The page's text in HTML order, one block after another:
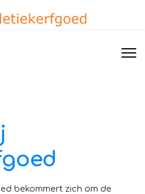
bekommert zich om de